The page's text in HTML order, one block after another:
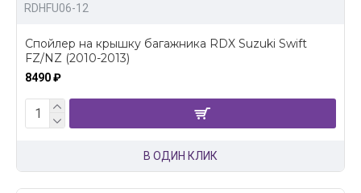
RDHFU06-12
Спойлер на крышку багажника RDX Suzuki Swift
FZ/NZ (2010-2013)
8490 ₽
В ОДИН КЛИК